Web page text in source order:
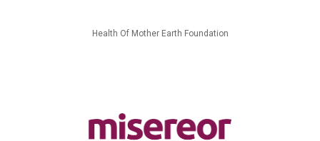
Health Of Mother Earth Foundation